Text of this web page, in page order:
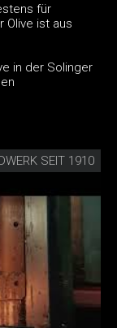
für
Olive ist aus
in der Solinger
SEIT 1910